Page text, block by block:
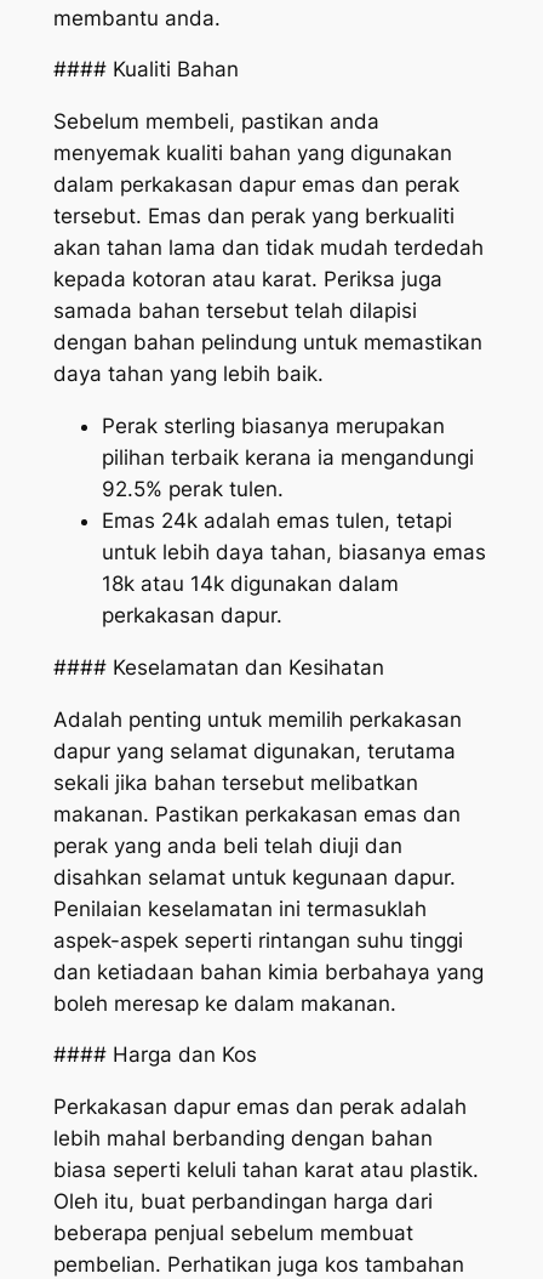
membantu anda.
#### Kualiti Bahan
Sebelum membeli, pastikan anda
menyemak kualiti bahan yang digunakan
dalam perkakasan dapur emas dan perak
tersebut. Emas dan perak yang berkualiti
akan tahan lama dan tidak mudah terdedah
kepada kotoran atau karat. Periksa juga
samada bahan tersebut telah dilapisi
dengan bahan pelindung untuk memastikan
daya tahan yang lebih baik.
Perak sterling biasanya merupakan
pilihan terbaik kerana ia mengandungi
92.5% perak tulen.
Emas 24k adalah emas tulen, tetapi
untuk lebih daya tahan, biasanya emas
18k atau 14k digunakan dalam
perkakasan dapur.
#### Keselamatan dan Kesihatan
Adalah penting untuk memilih perkakasan
dapur yang selamat digunakan, terutama
sekali jika bahan tersebut melibatkan
makanan. Pastikan perkakasan emas dan
perak yang anda beli telah diuji dan
disahkan selamat untuk kegunaan dapur.
Penilaian keselamatan ini termasuklah
aspek-aspek seperti rintangan suhu tinggi
dan ketiadaan bahan kimia berbahaya yang
boleh meresap ke dalam makanan.
#### Harga dan Kos
Perkakasan dapur emas dan perak adalah
lebih mahal berbanding dengan bahan
biasa seperti keluli tahan karat atau plastik.
Oleh itu, buat perbandingan harga dari
beberapa penjual sebelum membuat
pembelian. Perhatikan juga kos tambahan